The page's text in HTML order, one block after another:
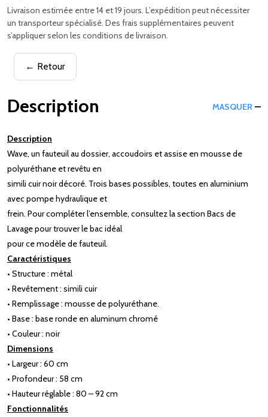
Livraison estimée entre 14 et 19 jours. L’expédition peut nécessiter
un transporteur spécialisé. Des frais supplémentaires peuvent
s’appliquer selon les conditions de livraison.
← Retour
Description MASQUER
Description
Wave, un fauteuil au dossier, accoudoirs et assise en mousse de
polyuréthane et revêtu en
simili cuir noir décoré. Trois bases possibles, toutes en aluminium
avec pompe hydraulique et
frein. Pour compléter l’ensemble, consultez la section Bacs de
Lavage pour trouver le bac idéal
pour ce modèle de fauteuil.
Caractéristiques
• Structure : métal
• Revêtement : simili cuir
• Remplissage : mousse de polyuréthane.
• Base : base ronde en aluminum chromé
• Couleur : noir
Dimensions
• Largeur : 60 cm
• Profondeur : 58 cm
• Hauteur réglable : 80 – 92 cm
Fonctionnalités